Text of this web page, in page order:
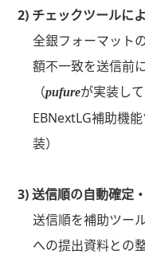
2) チェックツールに
全銀フォーマット
額不一致を送信前
（pufureが実装し
EBNextLG補助機
装）
3) 送信順の自動確定
送信順を補助ツー
への提出資料との